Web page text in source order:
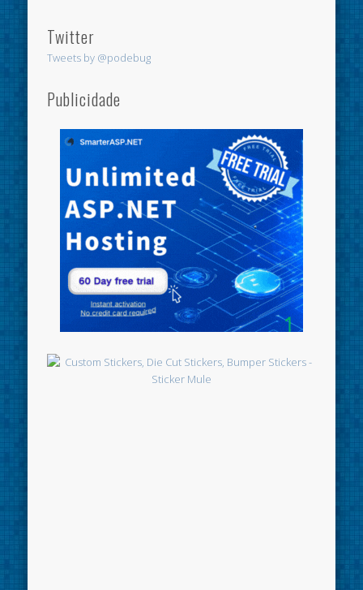
Twitter
Tweets by @podebug
Publicidade